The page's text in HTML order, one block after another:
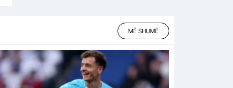
MË SHUMË